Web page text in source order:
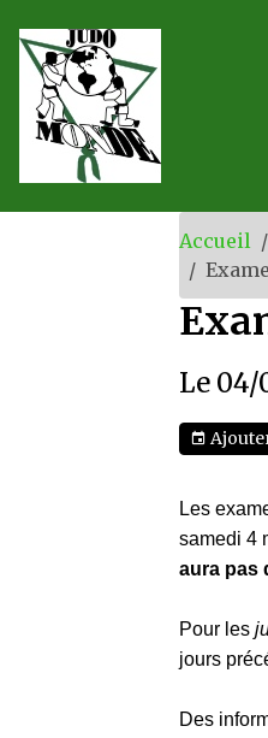
Accueil
Le 04/
Les
samedi 4
aura pas
Pour les
jours
Des